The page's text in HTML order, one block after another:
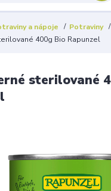
a nápoje Potraviny
400g Bio Rapunzel
sterilované